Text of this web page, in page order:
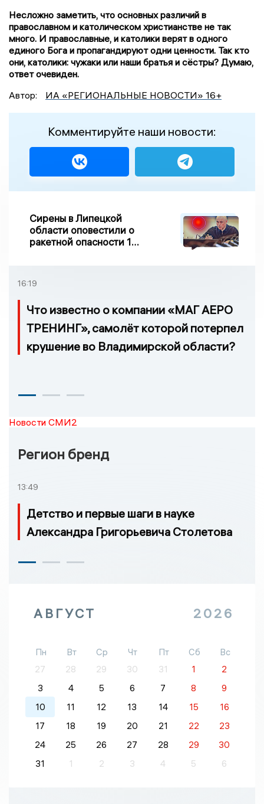
Несложно заметить, что основных различий в
православном и католическом христианстве не так
много. И православные, и католики верят в одного
единого Бога и пропагандируют одни ценности. Так кто
они, католики: чужаки или наши братья и сёстры? Думаю,
ответ очевиден.
Автор:
ИА «РЕГИОНАЛЬНЫЕ НОВОСТИ» 16+
Комментируйте наши новости:
Сирены в Липецкой
области оповестили о
ракетной опасности 10
16:19
Что известно о компании «МАГ АЕРО
ТРЕНИНГ», самолёт которой потерпел
крушение во Владимирской области?
Новости СМИ2
Регион бренд
13:49
Детство и первые шаги в науке
Александра Григорьевича Столетова
АВГУСТ 2026
Пн Вт Ср Чт Пт Сб
Вс
27
28 29 30 31 1
2
3
4 5 6 7 8
9
10
11 12 13 14 15
16
17
18 19 20 21 22
23
24
25 26 27 28 29
30
31
1 2 3 4 5 6